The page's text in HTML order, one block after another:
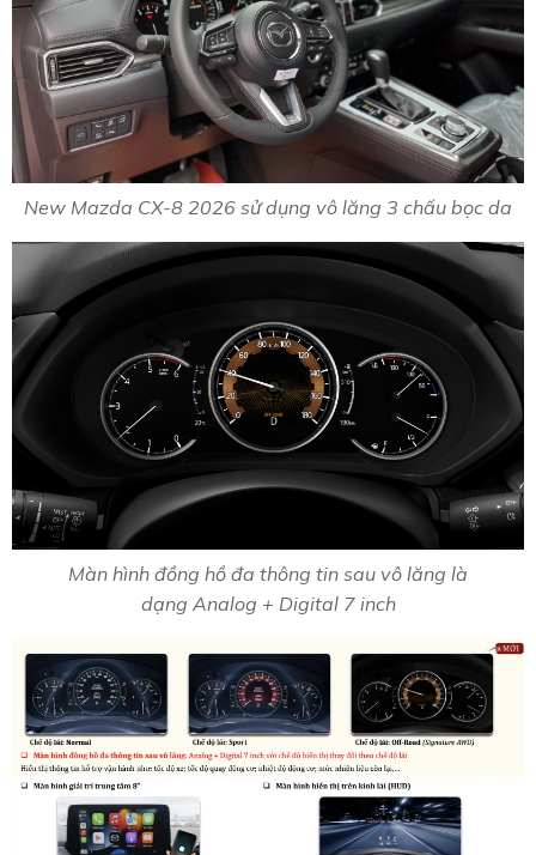
New Mazda CX-8 2026 sử dụng vô lăng 3 chấu bọc da
Màn hình đồng hồ đa thông tin sau vô lăng là
dạng Analog + Digital 7 inch